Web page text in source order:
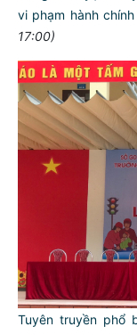
vi phạm hành
17:00)
Tuyên truyền phổ